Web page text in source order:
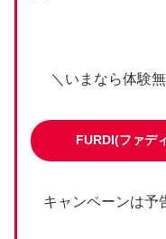
＼いまなら体験
FURDI(ファデ
キャンペーンは予